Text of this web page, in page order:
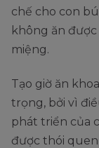
chế cho con
không ăn
miệng.
Tạo giờ ăn
trọng, bởi vì
phát triển của
được thói